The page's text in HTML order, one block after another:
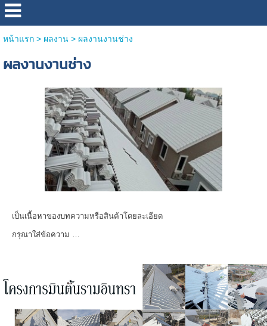
หน้าแรก> ผลงาน> ผลงานงานช่าง
ผลงานงานช่าง
เป็นเนื้อหาของบทความหรือสินค้าโดยละเอียด
กรุณาใส่ข้อความ …